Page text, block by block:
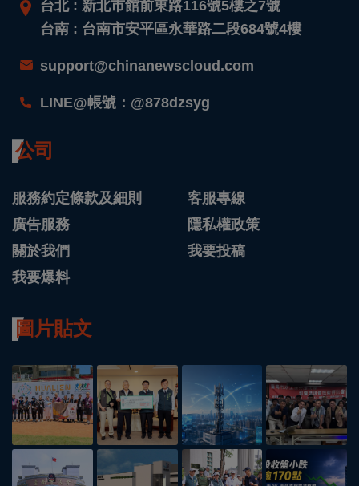
台北 : 新北市館前東路116號5樓之7號
台南 : 台南市安平區永華路二段684號4樓
support@chinanewscloud.com
LINE@帳號：@878dzsyg
公司
服務約定條款及細則
客服專線
廣告服務
隱私權政策
關於我們
我要投稿
我要爆料
圖片貼文